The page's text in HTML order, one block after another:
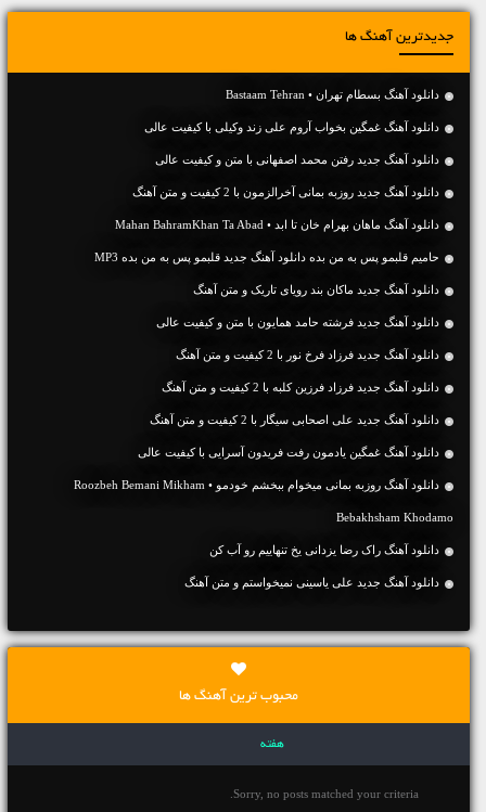
جدیدترین آهنگ ها
دانلود آهنگ بسطام تهران • Bastaam Tehran
دانلود آهنگ غمگین بخواب آروم علی زند وکیلی با کیفیت عالی
دانلود آهنگ جديد رفتن محمد اصفهانی با متن و کیفیت عالی
دانلود آهنگ جديد روزبه بمانی آخرالزمون با 2 کیفیت و متن آهنگ
دانلود آهنگ ماهان بهرام خان تا ابد • Mahan BahramKhan Ta Abad
حامیم قلبمو پس به من بده دانلود آهنگ جدید قلبمو پس به من بده MP3
دانلود آهنگ جديد ماکان بند رویای تاریک و متن آهنگ
دانلود آهنگ جديد فرشته حامد همایون با متن و کیفیت عالی
دانلود آهنگ جديد فرزاد فرخ نور با 2 کیفیت و متن آهنگ
دانلود آهنگ جديد فرزاد فرزین کلبه با 2 کیفیت و متن آهنگ
دانلود آهنگ جديد علی اصحابی سیگار با 2 کیفیت و متن آهنگ
دانلود آهنگ غمگین یادمون رفت فریدون آسرایی با کیفیت عالی
دانلود آهنگ روزبه بمانی میخوام ببخشم خودمو • Roozbeh Bemani Mikham
Bebakhsham Khodamo
دانلود آهنگ راک رضا یزدانی یخ تنهاییم رو آب کن
دانلود آهنگ جديد علی یاسینی نمیخواستم و متن آهنگ
محبوب ترین آهنگ ها
هفته
Sorry, no posts matched your criteria.